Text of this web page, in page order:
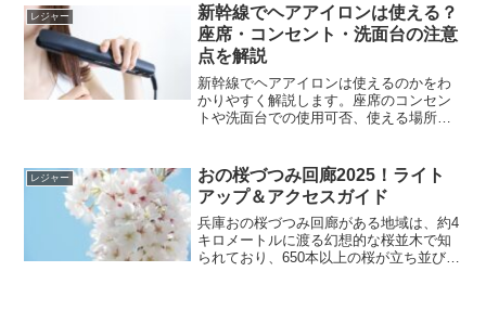
レジャー
新幹線でヘアアイロンは使える？
座席・コンセント・洗面台の注意
点を解説
新幹線でヘアアイロンは使えるのかをわ
かりやすく解説します。座席のコンセン
トや洗面台での使用可否、使える場所・
ルールも含めて、移動中にヘアセットし
たい方が安心して判断できる内容です。
レジャー
おの桜づつみ回廊2025！ライト
アップ＆アクセスガイド
兵庫おの桜づつみ回廊がある地域は、約4
キロメートルに渡る幻想的な桜並木で知
られており、650本以上の桜が立ち並び、